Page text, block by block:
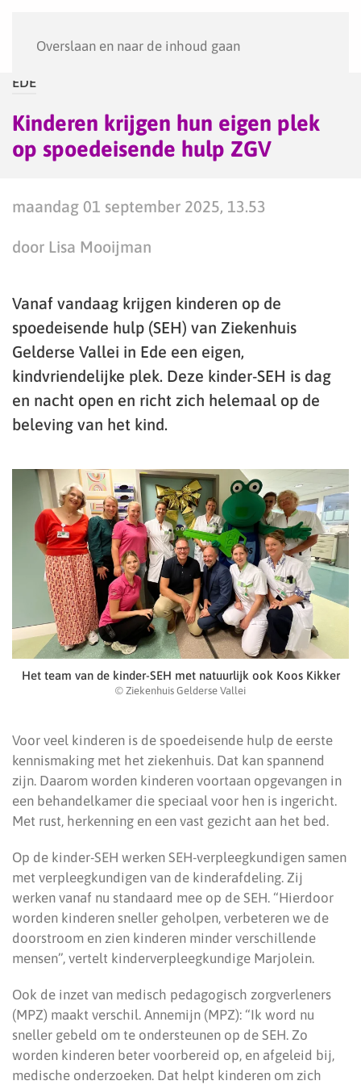
Overslaan en naar de inhoud gaan
EDE
Kinderen krijgen hun eigen plek
op spoedeisende hulp ZGV
maandag 01 september 2025, 13.53
door Lisa Mooijman
Vanaf vandaag krijgen kinderen op de
spoedeisende hulp (SEH) van Ziekenhuis
Gelderse Vallei in Ede een eigen,
kindvriendelijke plek. Deze kinder-SEH is dag
en nacht open en richt zich helemaal op de
beleving van het kind.
Het team van de kinder-SEH met natuurlijk ook Koos Kikker
© Ziekenhuis Gelderse Vallei
Voor veel kinderen is de spoedeisende hulp de eerste
kennismaking met het ziekenhuis. Dat kan spannend
zijn. Daarom worden kinderen voortaan opgevangen in
een behandelkamer die speciaal voor hen is ingericht.
Met rust, herkenning en een vast gezicht aan het bed.
Op de kinder-SEH werken SEH-verpleegkundigen samen
met verpleegkundigen van de kinderafdeling. Zij
werken vanaf nu standaard mee op de SEH. “Hierdoor
worden kinderen sneller geholpen, verbeteren we de
doorstroom en zien kinderen minder verschillende
mensen”, vertelt kinderverpleegkundige Marjolein.
Ook de inzet van medisch pedagogisch zorgverleners
(MPZ) maakt verschil. Annemijn (MPZ): “Ik word nu
sneller gebeld om te ondersteunen op de SEH. Zo
worden kinderen beter voorbereid op, en afgeleid bij,
medische onderzoeken. Dat helpt kinderen om zich